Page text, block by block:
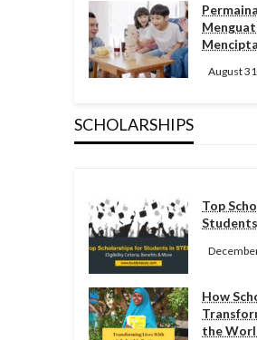
August
SCHOLARSHIPS
Top
Students
How
the